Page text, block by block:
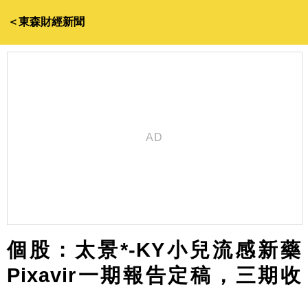
＜東森財經新聞
個股：太景*-KY小兒流感新藥
Pixavir一期報告定稿，三期收